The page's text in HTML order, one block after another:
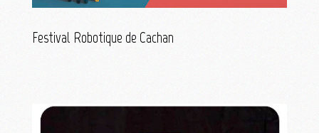
Festival Robotique de Cachan